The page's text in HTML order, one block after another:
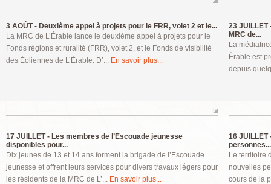
3 AOÛT - Deuxième appel à projets pour le FRR, volet 2 et le...
La MRC de L’Érable lance le deuxième appel à projets pour le
Fonds régions et ruralité (FRR), volet 2, et le Fonds de visibilité
des Éoliennes de L’Érable. D’... En savoir plus...
23 JUILLET
MRC de...
La
Érable est
depuis
17 JUILLET - Les membres de l’Escouade jeunesse
disponibles pour...
Dix jeunes de 13 et 14 ans forment la brigade de l’Escouade
jeunesse et offrent leurs services pour divers travaux légers pour
les résidents de la MRC de L’... En savoir plus...
16 JUILLET
personnes...
Le territoire
nouvelles
cours de la